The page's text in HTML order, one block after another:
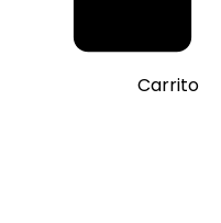
Carrito